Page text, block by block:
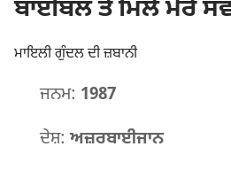
ਬਾਈਬਲ ਤੋਂ ਮਿਲੇ ਮੇਰੇ
ਮਾਇਲੀ ਗੁੰਦਲ ਦੀ ਜ਼ਬਾਨੀ
ਜਨਮ: 1987
ਦੇਸ਼: ਅਜ਼ਰਬਾਈਜਾਨ